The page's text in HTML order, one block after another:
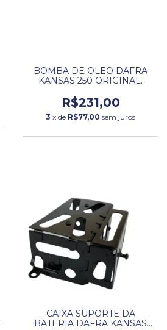
BOMBA DE OLEO DAFRA
KANSAS 250 ORIGINAL.
R$231,00
3 x de R$77,00 sem juros
CAIXA SUPORTE DA
BATERIA DAFRA KANSAS